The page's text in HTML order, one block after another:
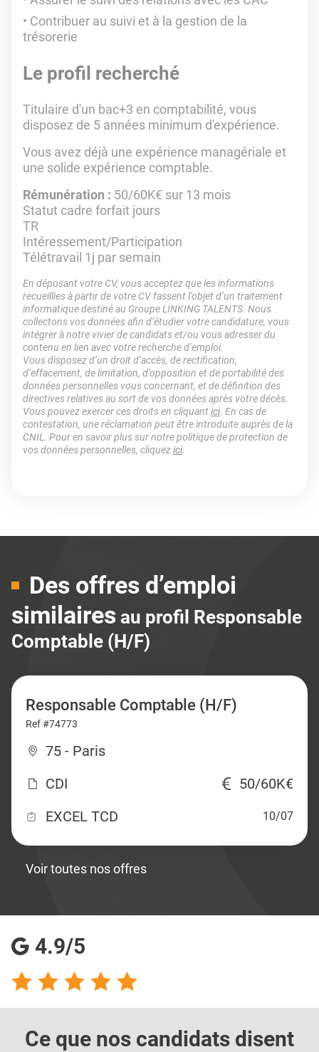
Contribuer au suivi et à la gestion de la
trésorerie
Le profil recherché
Titulaire d'un bac+3 en comptabilité, vous
disposez de 5 années minimum d'expérience.
Vous avez déjà une expérience managériale et
une solide expérience comptable.
Rémunération : 50/60K€ sur 13 mois
Statut cadre forfait jours
TR
Intéressement/Participation
Télétravail 1j par semain
En déposant votre CV, vous acceptez que les informations
recueillies à partir de votre CV fassent l’objet d’un traitement
informatique destiné au Groupe LINKING TALENTS. Nous
collectons vos données afin d’étudier votre candidature, vous
intégrer à notre vivier de candidats et/ou vous adresser du
contenu en lien avec votre recherche d’emploi.
Vous disposez d’un droit d’accès, de rectification,
d’effacement, de limitation, d’opposition et de portabilité des
données personnelles vous concernant, et de définition des
directives relatives au sort de vos données après votre décès.
Vous pouvez exercer ces droits en cliquantici. En cas de
contestation, une réclamation peut être introduite auprès de la
CNIL. Pour en savoir plus sur notre politique de protection de
vos données personnelles, cliquezici.
Des offres d’emploi
similaires au profil Responsable
Comptable (H/F)
Responsable Comptable (H/F)
Ref #74773
75 - Paris
CDI
50/60K€
EXCEL TCD
10/07
Voir toutes nos offres
4.9/5
Ce que nos candidats disent